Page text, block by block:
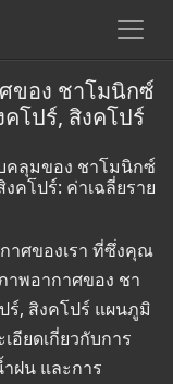
ของ ชาโมนิกซ์
โปร์, สิงคโปร์
คลุมของ ชาโมนิกซ์
คโปร์: ค่าเฉลี่ยราย
าศของเรา ที่ซึ่งคุณ
าพอากาศของ ชา
ร์, สิงคโปร์ แผนภูมิ
อียดเกี่ยวกับการ
ฝน และการ